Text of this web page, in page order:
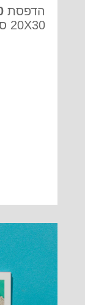
הדפסת
20X30 ס”מ.